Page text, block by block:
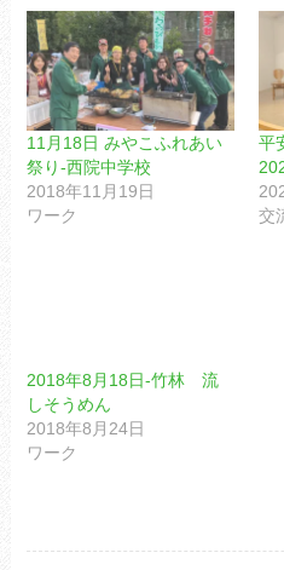
11月18日 みやこふれあい
祭り-西院中学校
2018年11月19日
ワーク
平
交
2018年8月18日-竹林 流
しそうめん
2018年8月24日
ワーク